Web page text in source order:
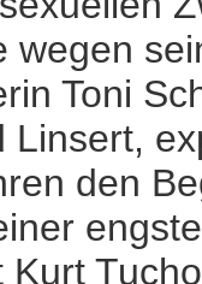
wegen
Toni
Linsert,
den